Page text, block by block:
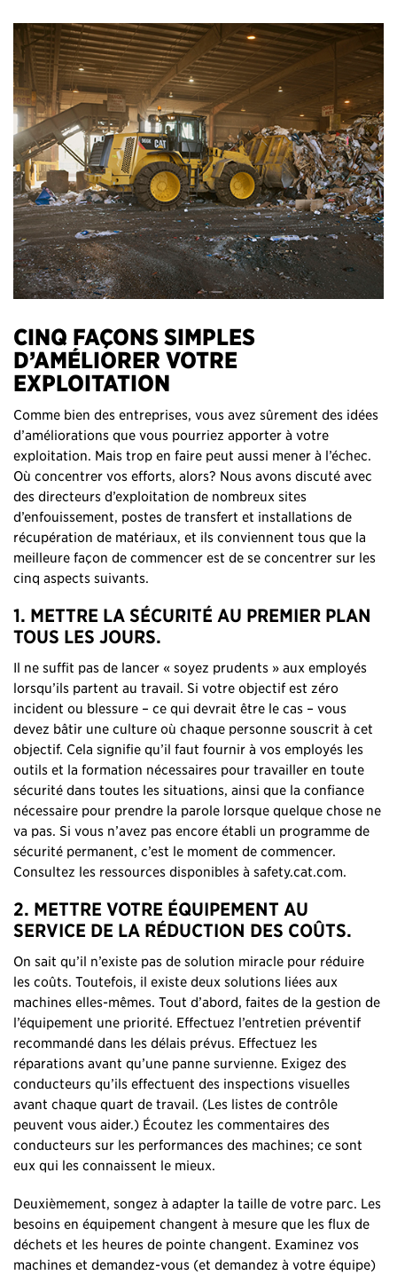
CINQ FAÇONS SIMPLES
D’AMÉLIORER VOTRE
EXPLOITATION
Comme bien des entreprises, vous avez sûrement des idées
d’améliorations que vous pourriez apporter à votre
exploitation. Mais trop en faire peut aussi mener à l’échec.
Où concentrer vos efforts, alors? Nous avons discuté avec
des directeurs d’exploitation de nombreux sites
d’enfouissement, postes de transfert et installations de
récupération de matériaux, et ils conviennent tous que la
meilleure façon de commencer est de se concentrer sur les
cinq aspects suivants.
1. METTRE LA SÉCURITÉ AU PREMIER PLAN
TOUS LES JOURS.
Il ne suffit pas de lancer « soyez prudents » aux employés
lorsqu’ils partent au travail. Si votre objectif est zéro
incident ou blessure – ce qui devrait être le cas – vous
devez bâtir une culture où chaque personne souscrit à cet
objectif. Cela signifie qu’il faut fournir à vos employés les
outils et la formation nécessaires pour travailler en toute
sécurité dans toutes les situations, ainsi que la confiance
nécessaire pour prendre la parole lorsque quelque chose ne
va pas. Si vous n’avez pas encore établi un programme de
sécurité permanent, c’est le moment de commencer.
Consultez les ressources disponibles à safety.cat.com.
2. METTRE VOTRE ÉQUIPEMENT AU
SERVICE DE LA RÉDUCTION DES COÛTS.
On sait qu’il n’existe pas de solution miracle pour réduire
les coûts. Toutefois, il existe deux solutions liées aux
machines elles-mêmes. Tout d’abord, faites de la gestion de
l’équipement une priorité. Effectuez l’entretien préventif
recommandé dans les délais prévus. Effectuez les
réparations avant qu’une panne survienne. Exigez des
conducteurs qu’ils effectuent des inspections visuelles
avant chaque quart de travail. (Les listes de contrôle
peuvent vous aider.) Écoutez les commentaires des
conducteurs sur les performances des machines; ce sont
eux qui les connaissent le mieux.
Deuxièmement, songez à adapter la taille de votre parc. Les
besoins en équipement changent à mesure que les flux de
déchets et les heures de pointe changent. Examinez vos
machines et demandez-vous (et demandez à votre équipe)